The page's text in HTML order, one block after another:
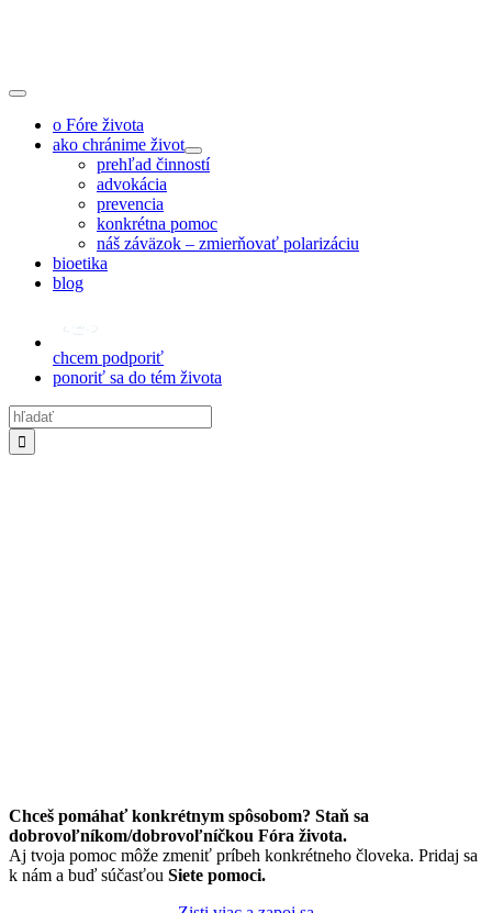
Toggle
Navigationo Fóre života
ako chránime život
prehľad činností
advokácia
prevencia
konkrétna pomoc
náš záväzok – zmierňovať polarizáciu
bioetika
blog
chcem podporiť
ponoriť sa do tém života
Hľadať:
Chceš pomáhať konkrétnym spôsobom? Staň sa
dobrovoľníkom/dobrovoľníčkou Fóra života.
Aj tvoja pomoc môže zmeniť príbeh konkrétneho človeka. Pridaj sa
k nám a buď súčasťou Siete pomoci.